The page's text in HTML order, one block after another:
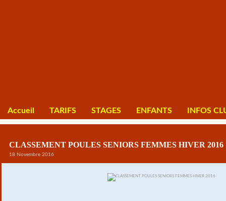
Accueil TARIFS STAGES ENFANTS INFOS
CLASSEMENT POULES SENIORS FEMMES HIVER 2016
18 Novembre 2016